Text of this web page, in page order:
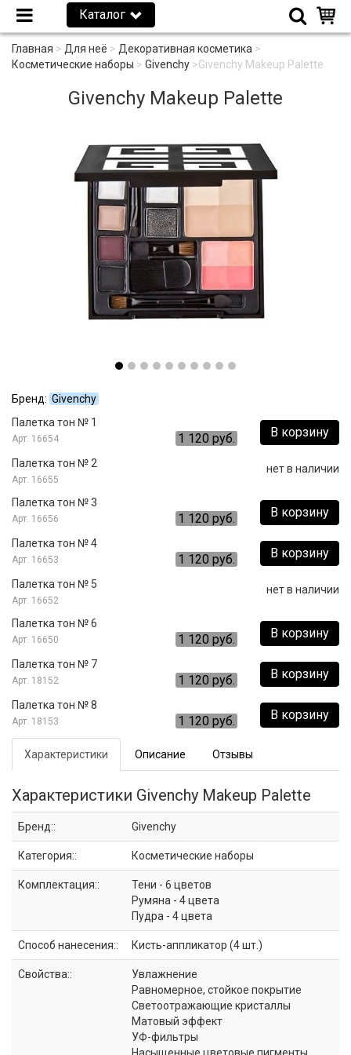
Каталог
Главная > Для неё > Декоративная косметика >
Косметические наборы > Givenchy >Givenchy Makeup Palette
Givenchy Makeup Palette
Бренд: Givenchy
В корзину
Палетка тон № 1
16654 1 120 руб.
нет в наличии
Палетка тон № 2
16655
В корзину
Палетка тон № 3
16656 1 120 руб.
В корзину
Палетка тон № 4
16653 1 120 руб.
нет в наличии
Палетка тон № 5
16652
В корзину
Палетка тон № 6
16650 1 120 руб.
В корзину
Палетка тон № 7
18152 1 120 руб.
В корзину
Палетка тон № 8
18153 1 120 руб.
Характеристики Описание Отзывы
Характеристики Givenchy Makeup Palette
Бренд:: Givenchy
Категория:: Косметические наборы
Комплектация::
Тени - 6 цветов
Румяна - 4 цвета
Пудра - 4 цвета
Способ нанесения:: Кисть-аппликатор (4 шт.)
Свойства::
Увлажнение
Равномерное, стойкое покрытие
Светоотражающие кристаллы
Матовый эффект
УФ-фильтры